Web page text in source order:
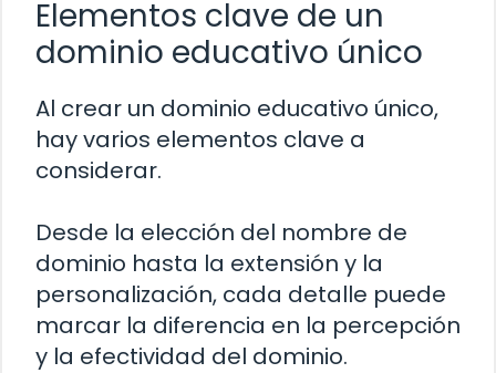
Elementos clave de un
dominio educativo único
Al crear un dominio educativo único,
hay varios elementos clave a
considerar.
Desde la elección del nombre de
dominio hasta la extensión y la
personalización, cada detalle puede
marcar la diferencia en la percepción
y la efectividad del dominio.